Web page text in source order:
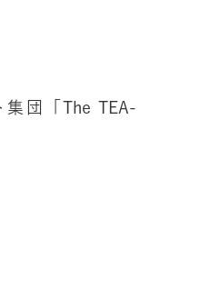
団「The TEA-